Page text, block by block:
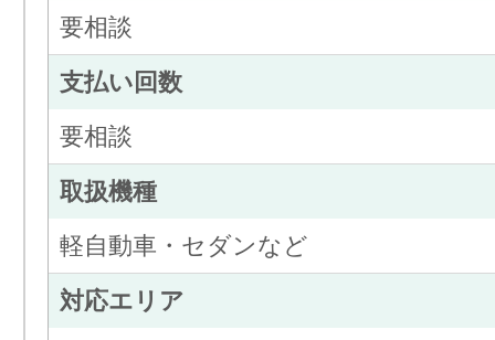
要相談
支払い回数
要相談
取扱機種
軽自動車・セダンなど
対応エリア